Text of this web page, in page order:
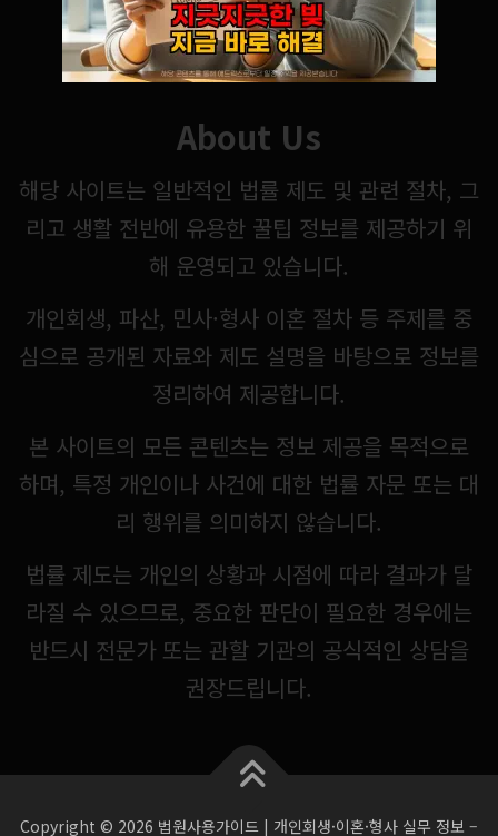
About Us
해당 사이트는 일반적인 법률 제도 및 관련 절차, 그
리고 생활 전반에 유용한 꿀팁 정보를 제공하기 위
해 운영되고 있습니다.
개인회생, 파산, 민사·형사 이혼 절차 등 주제를 중
심으로 공개된 자료와 제도 설명을 바탕으로 정보를
정리하여 제공합니다.
본 사이트의 모든 콘텐츠는 정보 제공을 목적으로
하며, 특정 개인이나 사건에 대한 법률 자문 또는 대
리 행위를 의미하지 않습니다.
법률 제도는 개인의 상황과 시점에 따라 결과가 달
라질 수 있으므로, 중요한 판단이 필요한 경우에는
반드시 전문가 또는 관할 기관의 공식적인 상담을
권장드립니다.
Copyright © 2026 법원사용가이드 | 개인회생·이혼·형사 실무 정보 –